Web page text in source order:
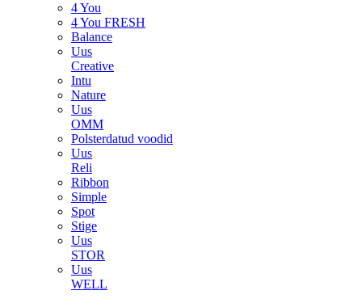
4 You
4 You FRESH
Balance
Uus
Creative
Intu
Nature
Uus
OMM
Polsterdatud voodid
Uus
Reli
Ribbon
Simple
Spot
Stige
Uus
STOR
Uus
WELL